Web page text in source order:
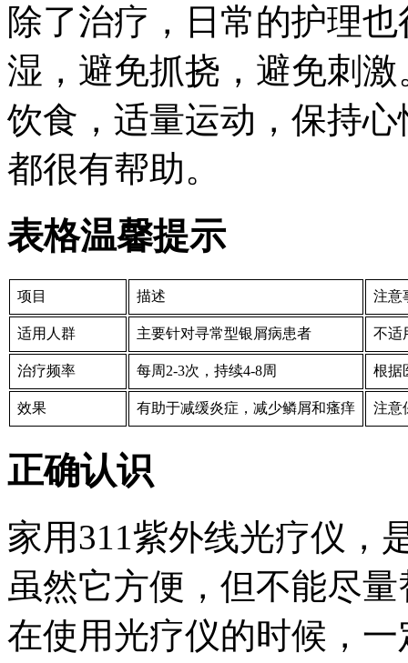
除了治疗，日常的护理
湿，避免抓挠，避免刺
饮食，适量运动，保持
都很有帮助。
表格温馨提示
项目 描述 注意
适用人群 主要针对寻常型银屑病患者 不适
治疗频率 每周2-3次，持续4-8周 根据
效果 有助于减缓炎症，减少鳞屑和瘙痒 注意
正确认识
家用311紫外线光疗仪，
虽然它方便，但不能尽
在使用光疗仪的时候，